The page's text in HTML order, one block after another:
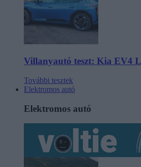
Villanyautó teszt: Kia EV4
További tesztek
Elektromos autó
Elektromos autó